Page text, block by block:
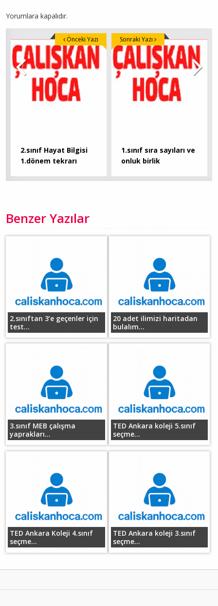
Yorumlara kapalıdır.
2.sınıf Hayat Bilgisi
1.dönem tekrarı
Önceki Yazı
1.sınıf sıra sayıları ve
onluk birlik
Sonraki Yazı
Benzer Yazılar
2.sınıftan 3’e geçenler için
test...
20 adet ilimizi haritadan
bulalım...
3.sınıf MEB çalışma
yaprakları...
TED Ankara koleji 5.sınıf
seçme...
TED Ankara Koleji 4.sınıf
seçme...
TED Ankara koleji 3.sınıf
seçme...